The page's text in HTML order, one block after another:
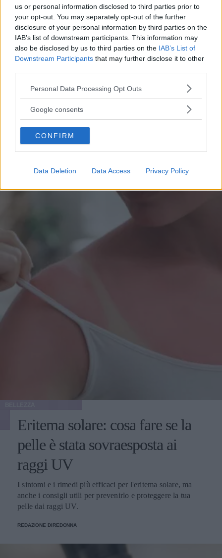
us or personal information disclosed to third parties prior to
your opt-out. You may separately opt-out of the further
disclosure of your personal information by third parties on the
IAB’s list of downstream participants. This information may
also be disclosed by us to third parties on the IAB’s List of
Downstream Participants that may further disclose it to other
Please note that this website/app uses one or more Google
not limited to your visit or usage behaviour. You may click to
use your data for below specified purposes in below Google
consent section.
Personal Data Processing Opt Outs
Google consents
CONFIRM
Data Deletion Data Access Privacy Policy
era Robert Francis Prevost
Frasi sulla libertà: le più belle da condividere e
su cui riflettere
Tailleur cerimonia 2025 economici: i più belli di
Zara, Zalando, H&M, Mango e altri
Eritema solare: cosa fare se la
pelle è stata sovraesposta ai
raggi UV
I sintomi e i rimedi più efficaci per l'eritema solare, ma
anche i consigli utili per prevenirlo e proteggere la tua
pelle dai raggi UV.
REDAZIONE DIREDONNA